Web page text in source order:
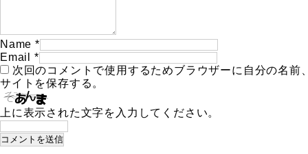
Name *
Email
*
次回のコメントで使用するためブラウザーに自分の名前
サイトを保存する。
上に表示された文字を入力してください。